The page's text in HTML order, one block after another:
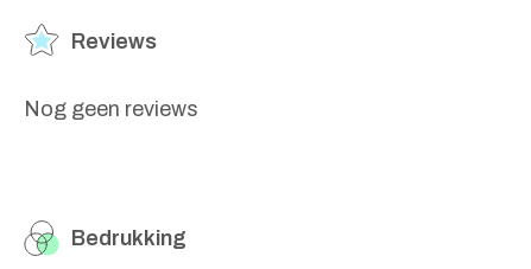
Reviews
Nog geen reviews
Bedrukking